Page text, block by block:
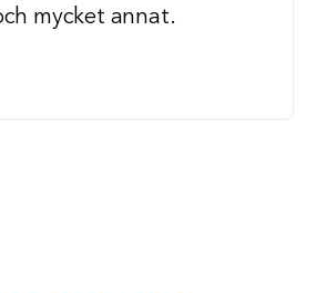
mycket annat.
för att läsa mer